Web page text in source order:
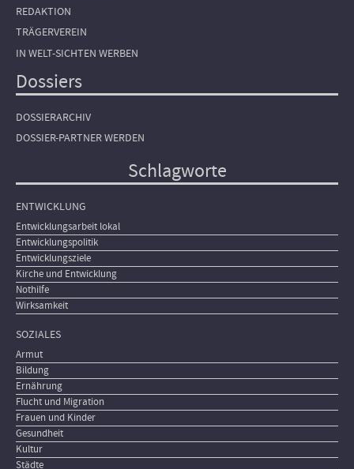
REDAKTION
TRÄGERVEREIN
IN WELT-SICHTEN WERBEN
Dossiers
DOSSIERARCHIV
DOSSIER-PARTNER WERDEN
Schlagworte
ENTWICKLUNG
Entwicklungsarbeit lokal
Entwicklungspolitik
Entwicklungsziele
Kirche und Entwicklung
Nothilfe
Wirksamkeit
SOZIALES
Armut
Bildung
Ernährung
Flucht und Migration
Frauen und Kinder
Gesundheit
Kultur
Städte